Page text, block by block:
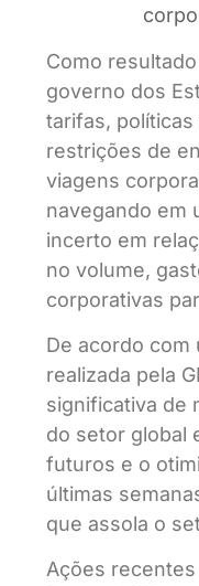
Como
governo dos
tarifas,
restrições de
viagens
navegando em
incerto em
no volume,
corporativas
De acordo com
realizada pela
significativa de
do setor global
futuros e o
últimas
que assola o
Ações